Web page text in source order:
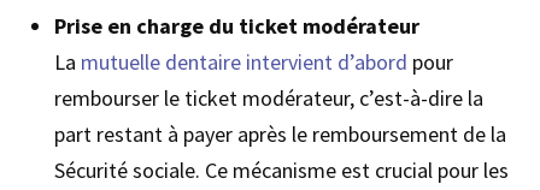
Prise en charge du ticket modérateur
La mutuelle dentaire intervient d’abord pour
rembourser le ticket modérateur, c’est-à-dire la
part restant à payer après le remboursement de la
Sécurité sociale. Ce mécanisme est crucial pour les